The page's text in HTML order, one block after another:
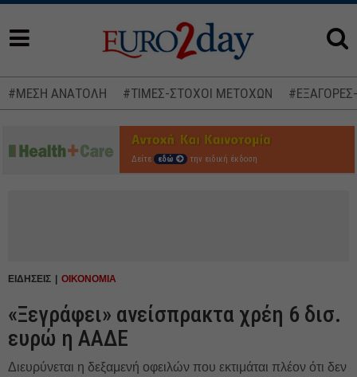
#ΜΕΣΗ ΑΝΑΤΟΛΗ #ΤΙΜΕΣ-ΣΤΟΧΟΙ ΜΕΤΟΧΩΝ
Δείτε εδώ την ειδική έκδοση
ΕΙΔΗΣΕΙΣ ΟΙΚΟΝΟΜΙΑ
«Ξεγράφει» ανείσπρακτα χρέη 6 δισ.
ευρώ η ΑΑΔΕ
Διευρύνεται η δεξαμενή οφειλών που εκτιμάται πλέον ότι δεν